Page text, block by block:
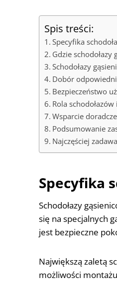
Spis treści:
Specyfika
Gdzie
Schodołazy
Dobór
Bezpieczeństwo
Rola
Wsparcie
Podsumowanie
Najczęściej
Specyfika
Schodołazy
się na specjalnych
jest bezpieczne
Największą zaletą
możliwości